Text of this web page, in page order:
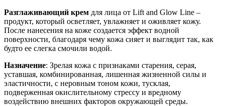
Разглаживающий крем для лица от Lift and Glow Line –
продукт, который осветляет, увлажняет и оживляет кожу.
После нанесения на коже создается эффект водной
поверхности, благодаря чему кожа сияет и выглядит так, как
будто ее слегка смочили водой.
Назначение: Зрелая кожа с признаками старения, серая,
уставшая, комбинированная, лишенная жизненной силы и
эластичности, с неровным тоном кожи, тусклая,
подверженная окислительному стрессу и вредному
воздействию внешних факторов окружающей среды.